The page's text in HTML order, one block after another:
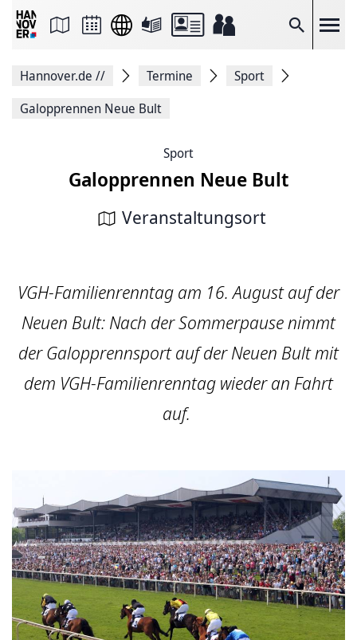
Suche
Seite
Facebook
Hannover.de // Termine
Sport
Galopprennen Neue Bult
Sport
Galopprennen Neue Bult
Veranstaltungsort
VGH-Familienrenntag am 16. August auf der
Neuen Bult: Nach der Sommerpause nimmt
der Galopprennsport auf der Neuen Bult mit
dem VGH-Familienrenntag wieder an Fahrt
auf.